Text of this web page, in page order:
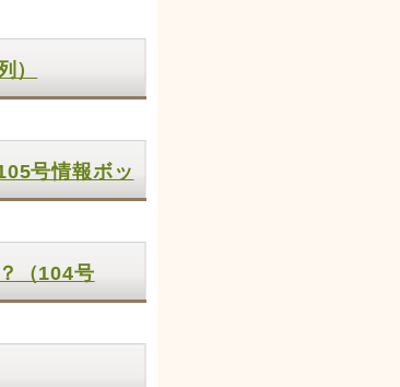
）
号情報ボッ
（104号